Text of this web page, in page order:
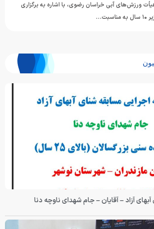
ورزش‌های آبی خراسان رضوی، با اشاره به برگزاری
آزاد – آقایان – جام شهدای ناوچه دنا